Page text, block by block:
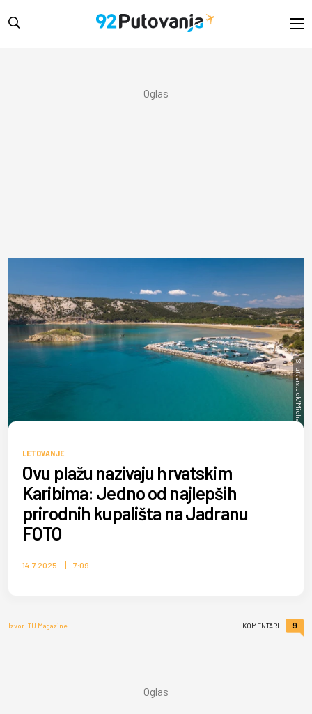
Shutterstock/Michal Hlavica
LETOVANJE
Ovu plažu nazivaju hrvatskim
Karibima: Jedno od najlepših
prirodnih kupališta na Jadranu
FOTO
14.7.2025. 7:09
Izvor: TU Magazine KOMENTARI 9